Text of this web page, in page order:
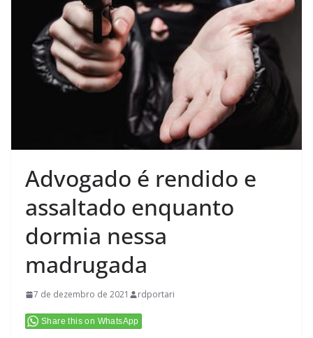
Advogado é rendido e
assaltado enquanto
dormia nessa
madrugada
7 de dezembro de 2021 rdportari
Share this on WhatsApp